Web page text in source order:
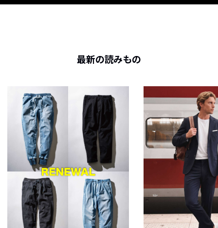
最新の読みもの